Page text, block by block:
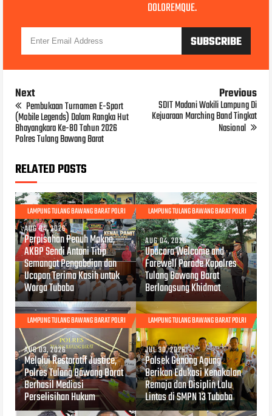
DOLOREMQUE.
Next
Pembukaan Turnamen E-Sport
(Mobile Legends) Dalam Rangka Hut
Bhayangkara Ke-80 Tahun 2026
Polres Tulang Bawang Barat
Previous
SDIT Madani Wakili Lampung Di
Kejuaraan Marching Band Tingkat
Nasional
RELATED POSTS
LAMPUNG TULANG BAWANG BARAT POLRI
AUG 04, 2026
Perpisahan Penuh Makna,
AKBP Sendi Antoni Titip
Semangat Pengabdian dan
Ucapan Terima Kasih untuk
Warga Tubaba
LAMPUNG TULANG BAWANG BARAT POLRI
AUG 04, 2026
Upacara Welcome and
Farewell Parade Kapolres
Tulang Bawang Barat
Berlangsung Khidmat
LAMPUNG TULANG BAWANG BARAT POLRI
AUG 03, 2026
Melalui Restoratif Justice,
Polres Tulang Bawang Barat
Berhasil Mediasi
Perselisihan Hukum
LAMPUNG TULANG BAWANG BARAT POLRI
JUL 30, 2026
Polsek Gunung Agung
Berikan Edukasi Kenakalan
Remaja dan Disiplin Lalu
Lintas di SMPN 13 Tubaba